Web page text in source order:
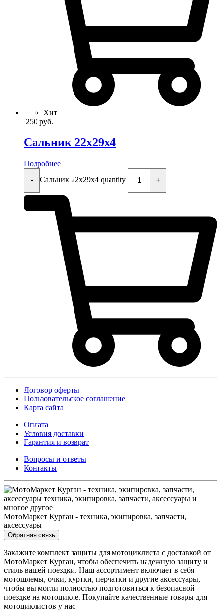
Хит
250 руб.
Сальник 22x29x4
Подробнее
-
Сальник 22x29x4 quantity +
Договор оферты
Пользовательское соглашение
Карта сайта
Оплата
Условия доставки
Гарантия и возврат
Вопросы и ответы
Контакты
МотоМаркет Курган - техника, экипировка, запчасти,
аксессуары
Обратная связь
Закажите комплект защиты для мотоциклиста с доставкой от
МотоМаркет Курган, чтобы обеспечить надежную защиту и
стиль вашей поездки. Наш ассортимент включает в себя
мотошлемы, очки, куртки, перчатки и другие аксессуары,
чтобы вы могли полностью подготовиться к безопасной
поездке на мотоцикле. Покупайте качественные товары для
мотоциклистов у нас